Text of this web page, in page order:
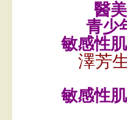
醫
青少
敏感性
澤芳
敏感性